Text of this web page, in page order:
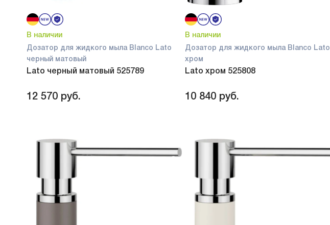
В наличии
Дозатор для жидкого мыла Blanco Lato
черный матовый
Lato черный матовый 525789
12 570 руб.
В наличии
Дозатор для жидкого мыла Blanco Lato
хром
Lato хром 525808
10 840 руб.